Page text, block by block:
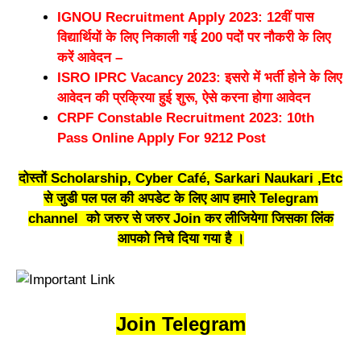
IGNOU Recruitment Apply 2023: 12वीं पास
विद्यार्थियों के लिए निकाली गई 200 पदों पर नौकरी के लिए
करें आवेदन –
ISRO IPRC Vacancy 2023: इसरो में भर्ती होने के लिए
आवेदन की प्रक्रिया हुई शुरू, ऐसे करना होगा आवेदन
CRPF Constable Recruitment 2023: 10th
Pass Online Apply For 9212 Post
दोस्तों Scholarship, Cyber Café, Sarkari Naukari ,Etc
से जुडी पल पल की अपडेट के लिए आप हमारेTelegram
channel
को जरुर से जरुर Join कर लीजियेगा जिसका लिंक
आपको निचे दिया गया है ।
Join Telegram